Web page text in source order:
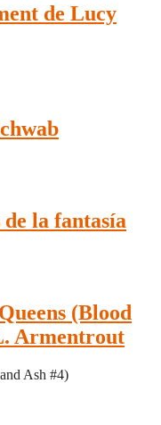
de Lucy
la fantasía
(Blood
Armentrout
Ash #4)